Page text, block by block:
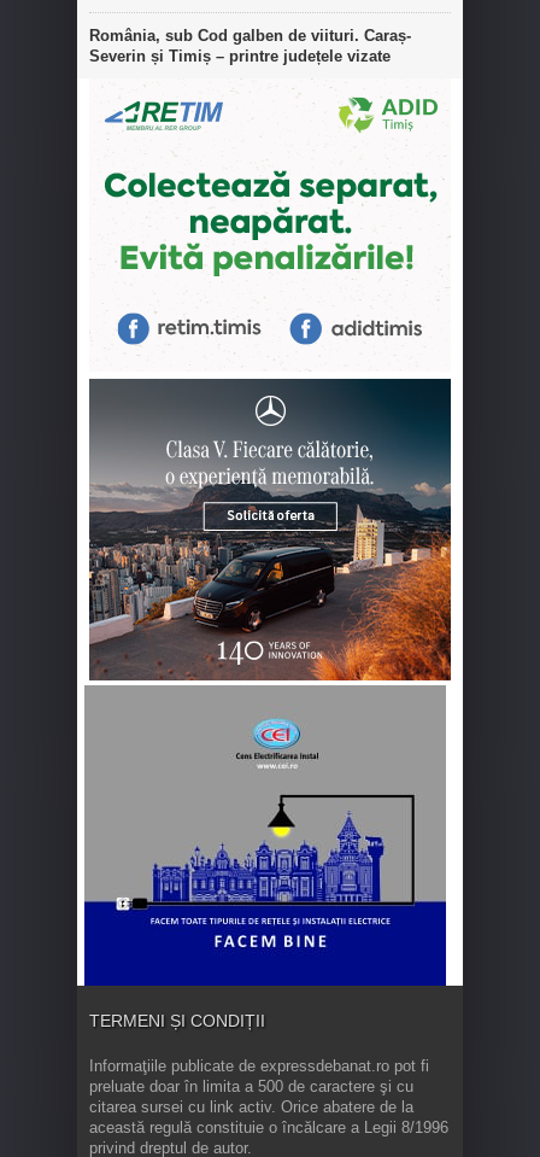
România, sub Cod galben de viituri. Caraș-
Severin și Timiș – printre județele vizate
TERMENI ȘI CONDIȚII
Informaţiile publicate de expressdebanat.ro pot fi
preluate doar în limita a 500 de caractere şi cu
citarea sursei cu link activ. Orice abatere de la
această regulă constituie o încălcare a Legii 8/1996
privind dreptul de autor.